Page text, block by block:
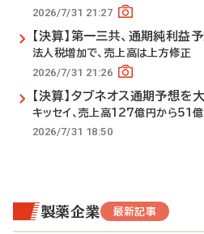
2026/7/31 21:27
【決算】第一三共、通期純利益
法人税増加で、売上高は上方修正
2026/7/31 21:26
【決算】タブネオス通期予想を
キッセイ、売上高127億円から51
2026/7/31 18:50
製薬企業 最新記事